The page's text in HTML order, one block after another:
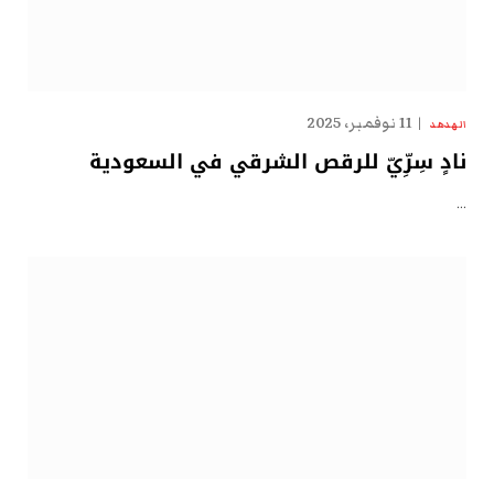
الهدهد 11 نوفمبر، 2025
نادٍ سِرِّيّ للرقص الشرقي في السعودية
…